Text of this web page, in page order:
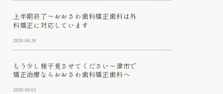
上半期終了～おおさわ歯科矯正歯科は外
科矯正に対応しています
2020.06.30
もう少し様子見させてください～津市で
矯正治療ならおおさわ歯科矯正歯科へ
2020.06.01